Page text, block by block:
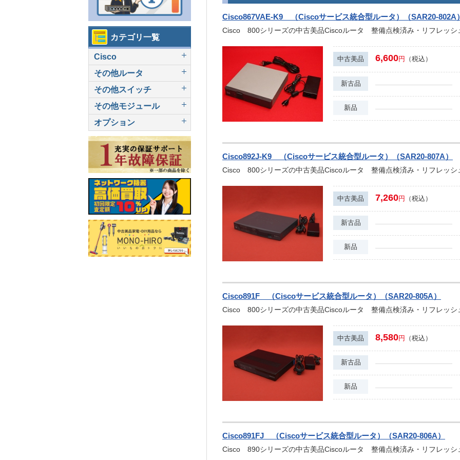
Cisco867VAE-K9 （Ciscoサービス統合型ルータ）（SAR20-802A
Cisco 800シリーズの中古美品Ciscoルータ 整備点検済み・リフレッシ
中古美品 6,600円 （税込）
新古品
新品
Cisco892J-K9 （Ciscoサービス統合型ルータ）（SAR20-807A）
Cisco 800シリーズの中古美品Ciscoルータ 整備点検済み・リフレッシ
中古美品 7,260円 （税込）
新古品
新品
Cisco891F （Ciscoサービス統合型ルータ）（SAR20-805A）
Cisco 800シリーズの中古美品Ciscoルータ 整備点検済み・リフレッシ
中古美品 8,580円 （税込）
新古品
新品
Cisco891FJ （Ciscoサービス統合型ルータ）（SAR20-806A）
Cisco 890シリーズの中古美品Ciscoルータ 整備点検済み・リフレッシ
カテゴリ一覧
Cisco
その他ルータ
その他スイッチ
その他モジュール
オプション